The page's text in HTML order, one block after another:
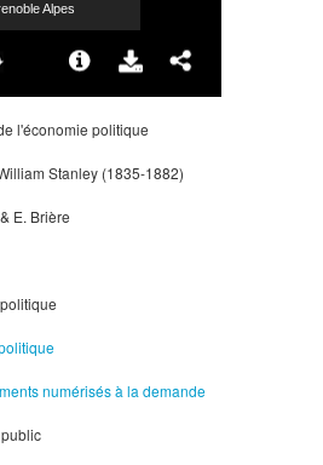
l'économie politique
Stanley (1835-1882)
E. Brière
numérisés à la demande